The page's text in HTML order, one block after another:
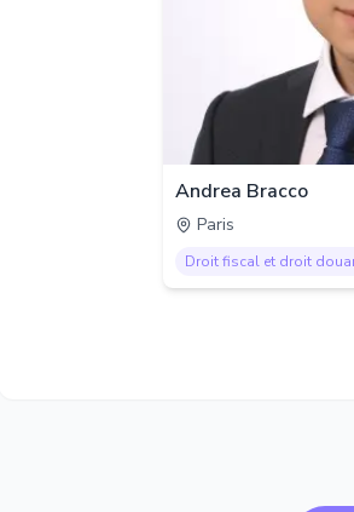
Andrea Bracco
Paris
Droit fiscal et droit